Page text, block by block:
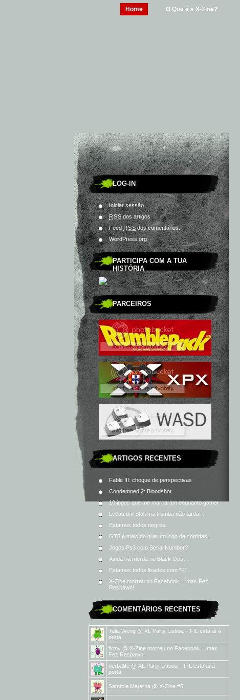
Home O Que é a X-Zine?
LOG-IN
Iniciar sessão
RSSdos artigos
FeedRSSdos comentários.
WordPress.org
PARTICIPA COM A TUA
HISTÓRIA
PARCEIROS
ARTIGOS RECENTES
Fable III: choque de perspectivas
Condemned 2: Bloodshot
10 jogos que me marcaram enquanto gamer
Levas um Stahl na tromba não tarda…
Estamos todos negros…
GT5 é mais do que um jogo de corridas…
Jogos Ps3 com Serial Number?
Ainda há merda no Black Ops…
Estamos todos lixados com “F”…
X-Zine morreu no Facebook… mas Fez
Respawn!
COMENTÁRIOS RECENTES
Talia Weng @ XL Party Lisboa – FIL está aí à
porta
firmy @ X-Zine morreu no Facebook… mas
Fez Respawn!
herbalife @ XL Party Lisboa – FIL está aí à
porta
Sammie Materna @ X-Zine #6